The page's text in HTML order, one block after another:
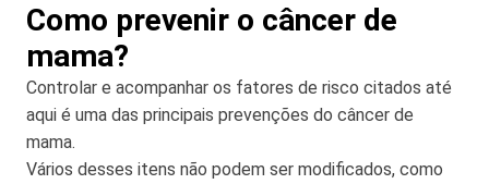
Como prevenir o câncer de
mama?
Controlar e acompanhar os fatores de risco citados até
aqui é uma das principais prevenções do câncer de
mama.
Vários desses itens não podem ser modificados, como